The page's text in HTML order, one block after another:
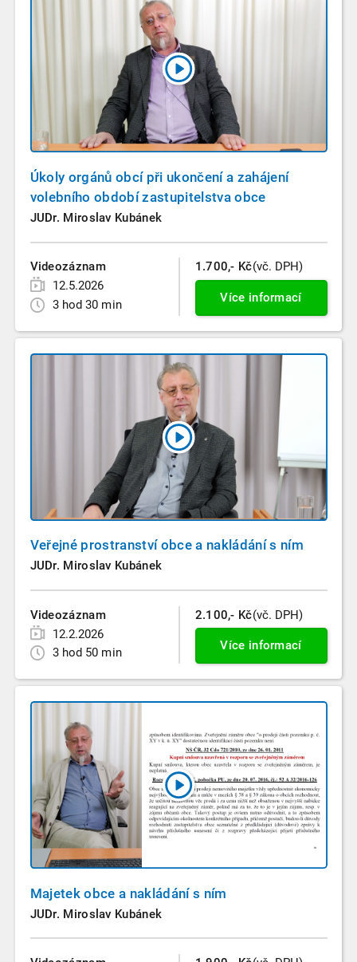
Úkoly orgánů obcí při ukončení a zahájení
volebního období zastupitelstva obce
JUDr. Miroslav Kubánek
Videozáznam
12.5.2026
3 hod 30 min
1.700,- Kč(vč. DPH)
Více informací
Veřejné prostranství obce a nakládání s ním
JUDr. Miroslav Kubánek
Videozáznam
12.2.2026
3 hod 50 min
2.100,- Kč(vč. DPH)
Více informací
Majetek obce a nakládání s ním
JUDr. Miroslav Kubánek